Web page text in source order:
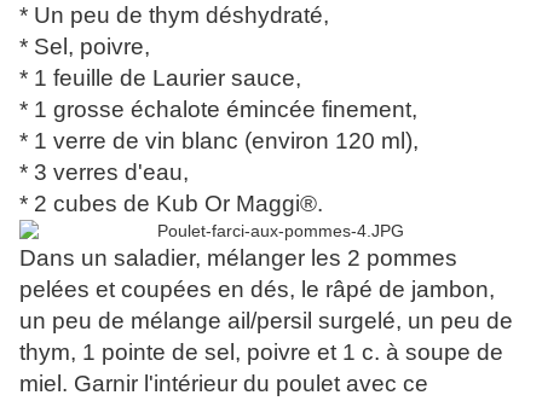
* Un peu de thym déshydraté,
* Sel, poivre,
* 1 feuille de Laurier sauce,
* 1 grosse échalote émincée finement,
* 1 verre de vin blanc (environ 120 ml),
* 3 verres d'eau,
* 2 cubes de Kub Or Maggi®.
Dans un saladier, mélanger les 2 pommes
pelées et coupées en dés, le râpé de jambon,
un peu de mélange ail/persil surgelé, un peu de
thym, 1 pointe de sel, poivre et 1 c. à soupe de
miel. Garnir l'intérieur du poulet avec ce